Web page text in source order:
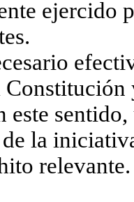
ejercido
este
la
relevante.